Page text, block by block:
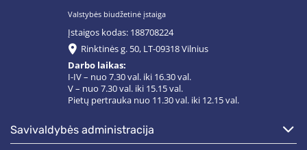
Valstybės biudžetinė įstaiga
Įstaigos kodas: 188708224
Rinktinės g. 50, LT-09318 Vilnius
Darbo laikas:
I-IV – nuo 7.30 val. iki 16.30 val.
V – nuo 7.30 val. iki 15.15 val.
Pietų pertrauka nuo 11.30 val. iki 12.15 val.
savivaldybės administracija